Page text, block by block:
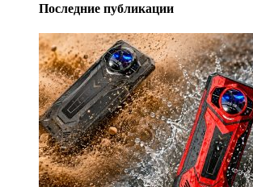
Последние публикации